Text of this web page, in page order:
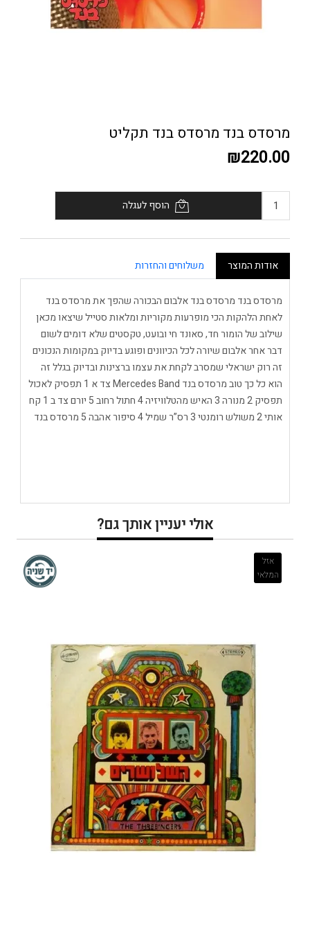
מרסדס בנד מרסדס בנד תקליט
₪220.00
הוסף לעגלה
אודות המוצר משלוחים והחזרות
מרסדס בנד מרסדס בנד אלבום הבכורה שהפך את מרסדס בנד
לאחת הלהקות הכי מופרעות מקוריות ומלאות סטייל שיצאו מכאן
שילוב של הומור חד, סאונד חי ובועט, טקסטים שלא דומים לשום
דבר אחר אלבום שיורה לכל הכיוונים ופוגע בדיוק במקומות הנכונים
זה רוק ישראלי שמסרב לקחת את עצמו ברצינות ובדיוק בגלל זה
הוא כל כך טוב מרסדס בנד Mercedes Band צד א 1 תפסיק לאכול
תפסיק 2 מנורה 3 האיש מהטלוויזיה 4 חתול רחוב 5 יורם צד ב 1 קח
אותי 2 משולש רומנטי 3 רס”ר שמיל 4 סיפור אהבה 5 מרסדס בנד
אולי יעניין אותך גם?
אזל
המלאי